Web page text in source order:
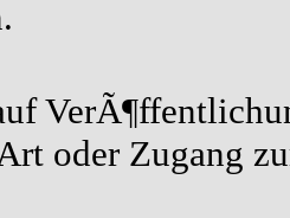
oder Zugang